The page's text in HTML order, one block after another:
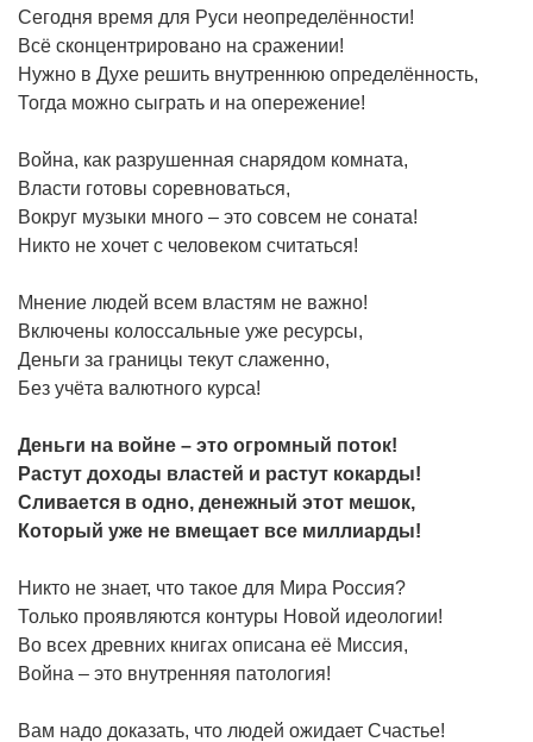
Сегодня время для Руси неопределённости!
Всё сконцентрировано на сражении!
Нужно в Духе решить внутреннюю определённость,
Тогда можно сыграть и на опережение!
Война, как разрушенная снарядом комната,
Власти готовы соревноваться,
Вокруг музыки много – это совсем не соната!
Никто не хочет с человеком считаться!
Мнение людей всем властям не важно!
Включены колоссальные уже ресурсы,
Деньги за границы текут слаженно,
Без учёта валютного курса!
Деньги на войне – это огромный поток!
Растут доходы властей и растут кокарды!
Сливается в одно, денежный этот мешок,
Который уже не вмещает все миллиарды!
Никто не знает, что такое для Мира Россия?
Только проявляются контуры Новой идеологии!
Во всех древних книгах описана её Миссия,
Война – это внутренняя патология!
Вам надо доказать, что людей ожидает Счастье!